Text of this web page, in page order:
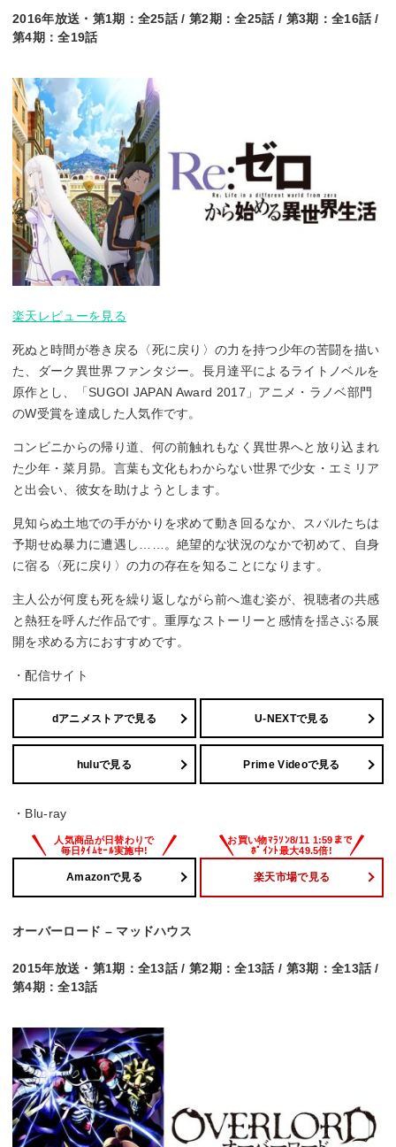
2016年放送・第1期：全25話 / 第2期：全25話 / 第3期：全16話 /
第4期：全19話
楽天レビューを見る
死ぬと時間が巻き戻る〈死に戻り〉の力を持つ少年の苦闘を描い
た、ダーク異世界ファンタジー。長月達平によるライトノベルを
原作とし、「SUGOI JAPAN Award 2017」アニメ・ラノベ部門
のW受賞を達成した人気作です。
コンビニからの帰り道、何の前触れもなく異世界へと放り込まれ
た少年・菜月昴。言葉も文化もわからない世界で少女・エミリア
と出会い、彼女を助けようとします。
見知らぬ土地での手がかりを求めて動き回るなか、スバルたちは
予期せぬ暴力に遭遇し……。絶望的な状況のなかで初めて、自身
に宿る〈死に戻り〉の力の存在を知ることになります。
主人公が何度も死を繰り返しながら前へ進む姿が、視聴者の共感
と熱狂を呼んだ作品です。重厚なストーリーと感情を揺さぶる展
開を求める方におすすめです。
・配信サイト
dアニメストアで見る U-NEXTで見る
huluで見る Prime Videoで見る
・Blu-ray
Amazonで見る 楽天市場で見る
オーバーロード – マッドハウス
2015年放送・第1期：全13話 / 第2期：全13話 / 第3期：全13話 /
第4期：全13話